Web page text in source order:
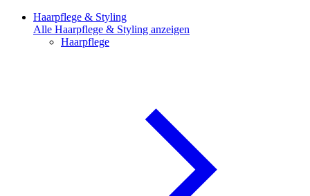
Haarpflege & Styling
Alle Haarpflege & Styling anzeigen
Haarpflege